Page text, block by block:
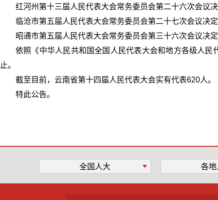
红河州第十三届人民代表大会常务委员会第二十六次会议
临沧市第五届人民代表大会常务委员会第二十七次会议决
昭通市第五届人民代表大会常务委员会第三十六次会议决
依照《中华人民共和国全国人民代表大会和地方各级人
止。
截至目前，云南省第十四届人民代表大会实有代表620人。
特此公告。
全国人大 各